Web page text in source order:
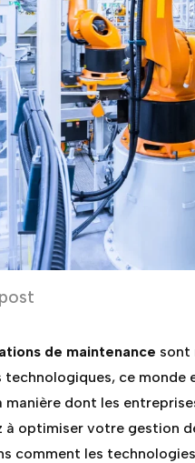
de maintenance sont
ce
dont les
à optimiser votre gestion
comment les